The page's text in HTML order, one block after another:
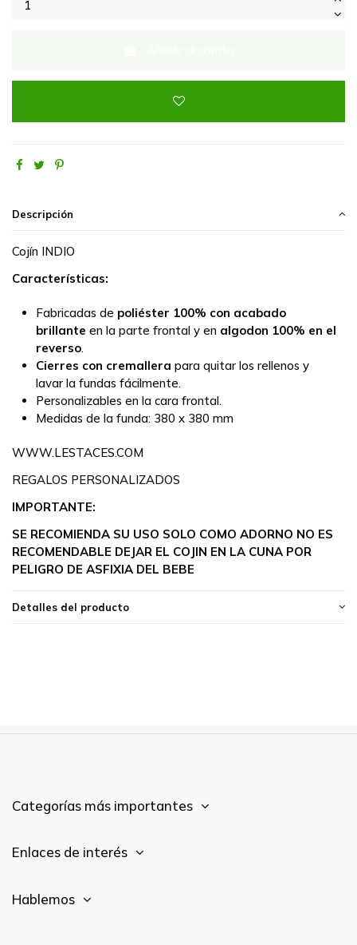
Descripción
Cojín INDIO
Características:
Fabricadas de poliéster 100% con acabado
brillante en la parte frontal y en algodon 100% en el
reverso.
Cierres con cremallera para quitar los rellenos y
lavar la fundas fácilmente.
Personalizables en la cara frontal.
Medidas de la funda: 380 x 380 mm
WWW.LESTACES.COM
REGALOS PERSONALIZADOS
IMPORTANTE:
SE RECOMIENDA SU USO SOLO COMO ADORNO NO ES
RECOMENDABLE DEJAR EL COJIN EN LA CUNA POR
PELIGRO DE ASFIXIA DEL BEBE
Detalles del producto
Categorías más importantes
Enlaces de interés
Hablemos